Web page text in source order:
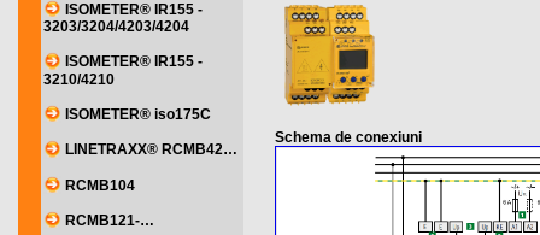
ISOMETER® IR155 -
3203/3204/4203/4204
ISOMETER® IR155 -
3210/4210
ISOMETER® iso175C
LINETRAXX® RCMB42…
RCMB104
RCMB121-…
Schema de conexiuni